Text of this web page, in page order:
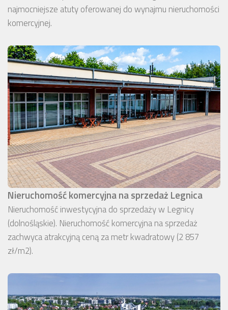
najmocniejsze atuty oferowanej do wynajmu nieruchomości
komercyjnej.
Nieruchomość komercyjna na sprzedaż Legnica
Nieruchomość inwestycyjna do sprzedaży w Legnicy
(dolnośląskie). Nieruchomość komercyjna na sprzedaż
zachwyca atrakcyjną ceną za metr kwadratowy (2 857
zł/m2).